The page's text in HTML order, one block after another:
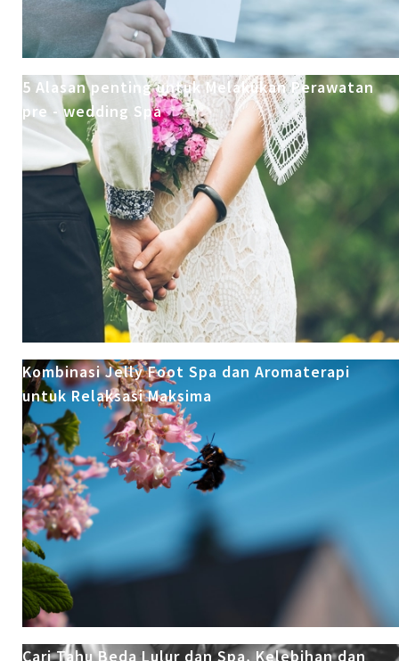
5 Alasan penting untuk Melakukan Perawatan
pre - wedding Spa
Kombinasi Jelly Foot Spa dan Aromaterapi
untuk Relaksasi Maksima
Cari Tahu Beda Lulur dan Spa, Kelebihan dan